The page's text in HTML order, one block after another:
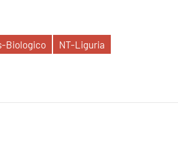
Biologico NT-Liguria